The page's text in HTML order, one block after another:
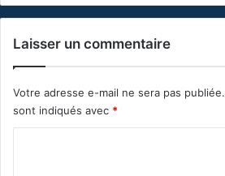
Laisser un commentaire
Votre adresse e-mail ne sera pas publiée.
sont indiqués avec *